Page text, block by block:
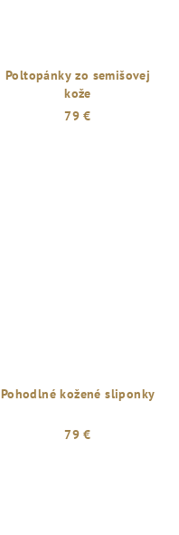
Poltopánky zo semišovej
kože
79 €
Pohodlné kožené sliponky
79 €